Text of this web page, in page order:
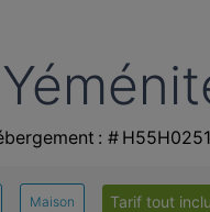
: #
Maison Tarif tout